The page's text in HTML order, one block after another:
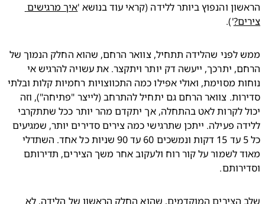
והנפוץ ביותר ללידה (קראי עוד בנושא '
איך מרגישים
').
ממש לפני שהלידה תתחיל, צוואר הרחם, שהוא החלק הנמוך של
הרחם, יתרכך, ייעשה דק יותר ויתקצר. את עשויה להרגיש אי
נוחות מסוימת, ואולי אפילו כמה התכווצויות רחמיות קלות ובלתי
סדירות. צוואר הרחם גם יתחיל להתרחב (לייצר "פתיחה"), וזה
יכול לקרות לאט בהתחלה, אך יתקדם מהר יותר ככל שתתקרבי
ללידה פעילה. ייתכן שתרגישי כמה צירים סדירים יותר, שמגיעים
כל 5 עד 15 דקות ונמשכים 60 עד 90 שניות כל אחד. השתדלי
מאוד לשמור על קור רוח ולעקוב אחר משך הצירים, תדירותם
שלב הצירים המוקדמים, שהוא החלק הראשון של הלידה, לא